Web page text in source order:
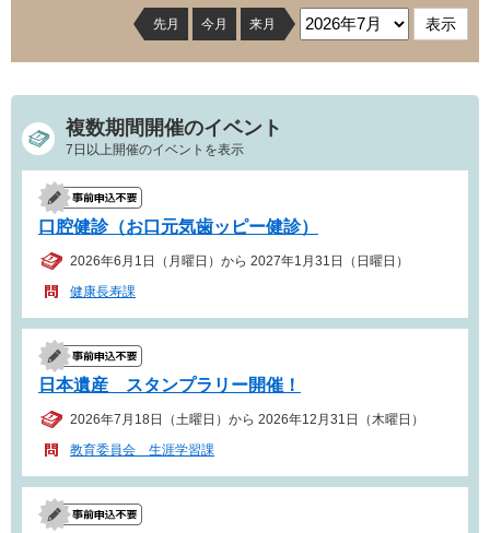
先月 今月 来月
複数期間開催のイベント
7日以上開催のイベントを表示
口腔健診（お口元気歯ッピー健診）
2026年6月1日（月曜日）から 2027年1月31日（日曜日）
健康長寿課
日本遺産 スタンプラリー開催！
2026年7月18日（土曜日）から 2026年12月31日（木曜日）
教育委員会 生涯学習課